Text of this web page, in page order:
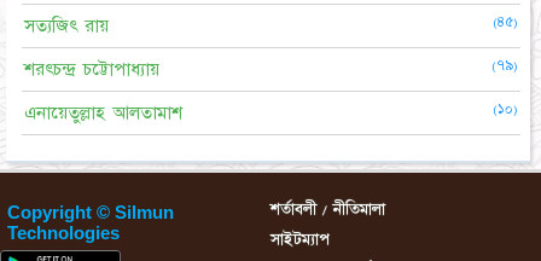
সত্যজিৎ রায় (৪৫)
শরৎচন্দ্র চট্টোপাধ্যায় (৭৯)
এনায়েতুল্লাহ আলতামাশ (১০)
Copyright © Silmun
Technologies
শর্তাবলী / নীতিমালা
সাইটম্যাপ